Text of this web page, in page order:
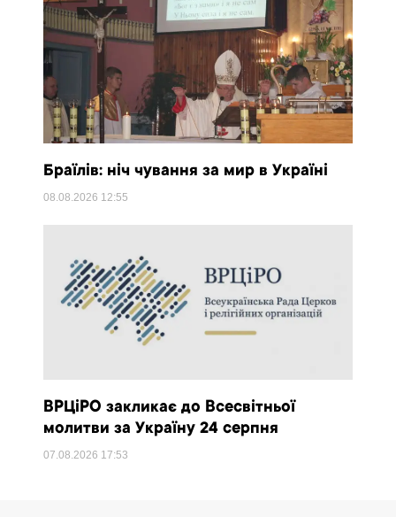
Браїлів: ніч чування за мир в Україні
08.08.2026 12:55
ВРЦіРО закликає до Всесвітньої
молитви за Україну 24 серпня
07.08.2026 17:53